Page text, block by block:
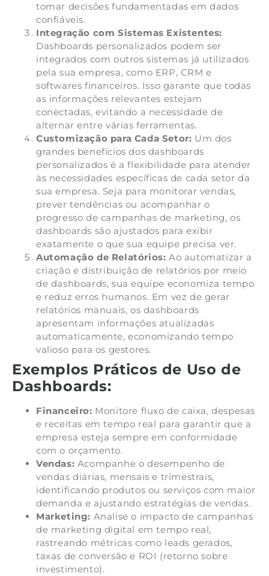
tomar decisões fundamentadas em dados
confiáveis.
Integração com Sistemas Existentes:
Dashboards personalizados podem ser
integrados com outros sistemas já utilizados
pela sua empresa, como ERP, CRM e
softwares financeiros. Isso garante que todas
as informações relevantes estejam
conectadas, evitando a necessidade de
alternar entre várias ferramentas.
Customização para Cada Setor: Um dos
grandes benefícios dos dashboards
personalizados é a flexibilidade para atender
às necessidades específicas de cada setor da
sua empresa. Seja para monitorar vendas,
prever tendências ou acompanhar o
progresso de campanhas de marketing, os
dashboards são ajustados para exibir
exatamente o que sua equipe precisa ver.
Automação de Relatórios: Ao automatizar a
criação e distribuição de relatórios por meio
de dashboards, sua equipe economiza tempo
e reduz erros humanos. Em vez de gerar
relatórios manuais, os dashboards
apresentam informações atualizadas
automaticamente, economizando tempo
valioso para os gestores.
Exemplos Práticos de Uso de
Dashboards:
Financeiro: Monitore fluxo de caixa, despesas
e receitas em tempo real para garantir que a
empresa esteja sempre em conformidade
com o orçamento.
Vendas: Acompanhe o desempenho de
vendas diárias, mensais e trimestrais,
identificando produtos ou serviços com maior
demanda e ajustando estratégias de vendas.
Marketing: Analise o impacto de campanhas
de marketing digital em tempo real,
rastreando métricas como leads gerados,
taxas de conversão e ROI (retorno sobre
investimento).